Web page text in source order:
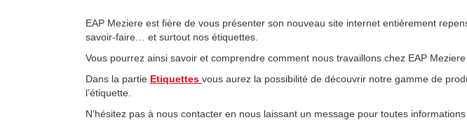
EAP Meziere est fière de vous présenter son nouveau site internet entièrement
savoir-faire… et surtout nos étiquettes.
Vous pourrez ainsi savoir et comprendre comment nous travaillons chez EAP
Dans la partie Etiquettes vous aurez la possibilité de découvrir notre gamme de
l’étiquette.
N’hésitez pas à nous contacter en nous laissant un message pour toutes